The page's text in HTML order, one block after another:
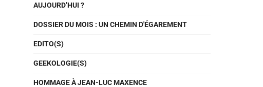
AUJOURD’HUI ?
DOSSIER DU MOIS : UN CHEMIN D'ÉGAREMENT
EDITO(S)
GEEKOLOGIE(S)
HOMMAGE À JEAN-LUC MAXENCE